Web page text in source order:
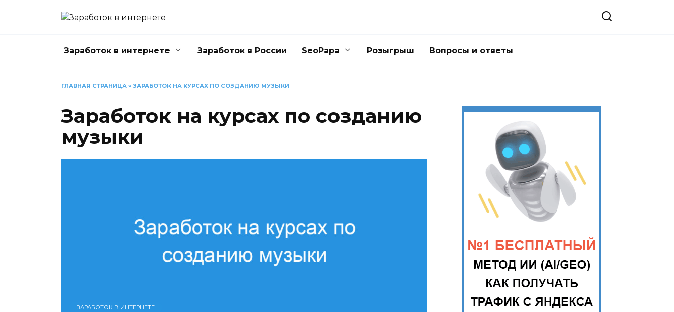
Заработок в интернете Заработок в России SeoPapa Розыгрыш Вопросы и ответы
ГЛАВНАЯ СТРАНИЦА » ЗАРАБОТОК НА КУРСАХ ПО СОЗДАНИЮ МУЗЫКИ
Заработок на курсах по созданию
музыки
ЗАРАБОТОК В ИНТЕРНЕТЕ